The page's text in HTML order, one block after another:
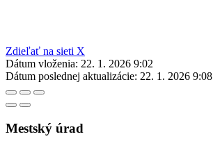
Zdieľať na sieti X
Dátum vloženia: 22. 1. 2026 9:02
Dátum poslednej aktualizácie: 22. 1. 2026 9:08
Mestský úrad